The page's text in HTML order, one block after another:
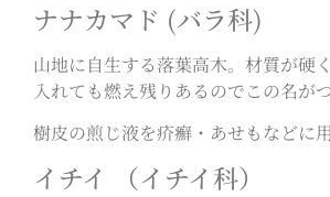
ナナカマド (バラ科)
山地に自生する落葉高木。材質が硬
入れても燃え残りあるのでこの名が
樹皮の煎じ液を疥癬・あせもなどに用
イチイ （イチイ科）